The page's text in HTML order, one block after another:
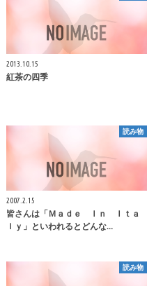
2013.10.15
紅茶の四季
読み物
2007.2.15
皆さんは「Ｍａｄｅ Ｉｎ Ｉｔａ
ｌｙ」といわれるとどんな…
読み物